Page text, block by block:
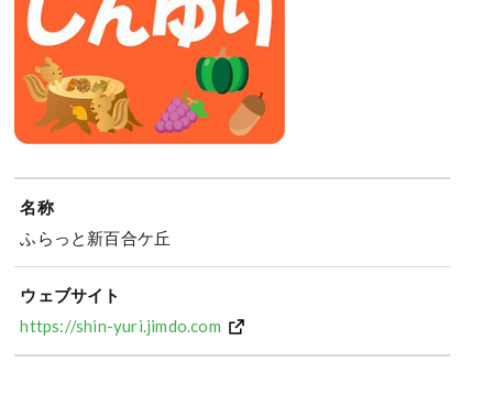
名称
ふらっと新百合ケ丘
ウェブサイト
https://shin-yuri.jimdo.com